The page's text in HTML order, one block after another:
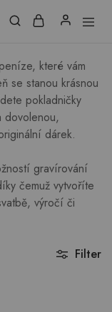
které vám
se stanou krásnou
pokladničky
dovolenou,
dárek.
gravírování
čemuž vytvoříte
výročí či
Filter